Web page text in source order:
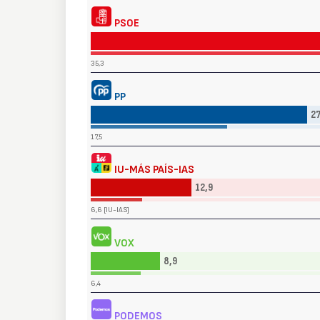
PSOE
35,3
PP
17,5
IU-MÁS PAÍS-IAS
12,9
6,6 [IU-IAS]
VOX
8,9
6,4
PODEMOS